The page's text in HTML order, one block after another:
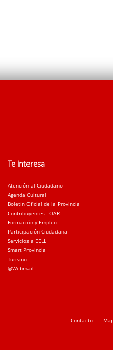
Te interesa
Atención al Ciudadano
Agenda Cultural
Boletín Oficial de la Provincia
Contribuyentes - OAR
Formación y Empleo
Participación Ciudadana
Servicios a EELL
Smart Provincia
Turismo
@Webmail
Contacto